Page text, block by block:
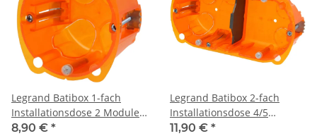
Legrand Batibox 1-fach
Installationsdose 2 Module
080121
8,90 € *
Legrand Batibox 2-fach
Installationsdose 4/5
Module 080102
11,90 € *